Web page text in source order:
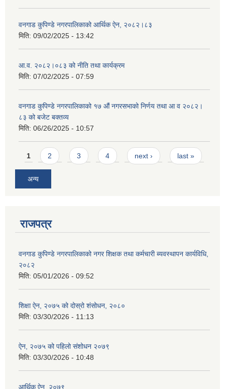
वनगाड कुपिण्डे नगरपालिकाको आर्थिक ऐन, २०८२।८३
मिति: 09/02/2025 - 13:42
आ.व. २०८२।०८३ को नीति तथा कार्यक्रम
मिति: 07/02/2025 - 07:59
वनगाड कुपिण्डे नगरपालिकाको १७ ‍औं नगरसभाको निर्णय तथा आ व २०८२।
८३ को बजेट बक्तव्य
मिति: 06/26/2025 - 10:57
Pages
1 2 3 4 next › last »
अन्य
राजपत्र
वनगाड कुपिण्डे नगरपालिकाको नगर शिक्षक तथा कर्मचारी ब्यवस्थापन कार्यविधि,
२०८२
मिति: 05/01/2026 - 09:52
शिक्षा ऐन, २०७५ को दोस्रो शंसोधन, २०८०
मिति: 03/30/2026 - 11:13
ऐन, २०७५ को पहिलो संशोधन २०७९
मिति: 03/30/2026 - 10:48
आर्थिक ऐन, २०७९